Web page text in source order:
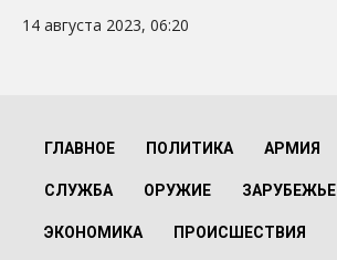
14 августа 2023, 06:20
ГЛАВНОЕ ПОЛИТИКА АРМИЯ
СЛУЖБА ОРУЖИЕ ЗАРУБЕЖЬЕ
ЭКОНОМИКА ПРОИСШЕСТВИЯ